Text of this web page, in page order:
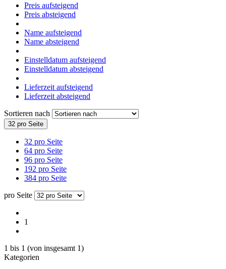
Preis aufsteigend
Preis absteigend
Name aufsteigend
Name absteigend
Einstelldatum aufsteigend
Einstelldatum absteigend
Lieferzeit aufsteigend
Lieferzeit absteigend
Sortieren nach
32 pro Seite
32 pro Seite
64 pro Seite
96 pro Seite
192 pro Seite
384 pro Seite
pro Seite
1
1 bis 1 (von insgesamt 1)
Kategorien